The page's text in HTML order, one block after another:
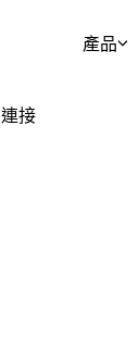
產品
連接